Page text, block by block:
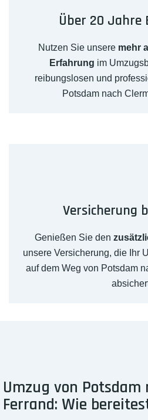
Über 20 Jahre
Nutzen Sie unsere mehr
Erfahrung im
reibungslosen und
Potsdam nach
Versicherung
Genießen Sie den
unsere Versicherung, die Ihr
auf dem Weg von Potsdam
Umzug von
Ferrand: Wie